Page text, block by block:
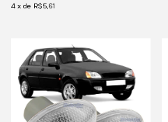
4 x de R$5,61